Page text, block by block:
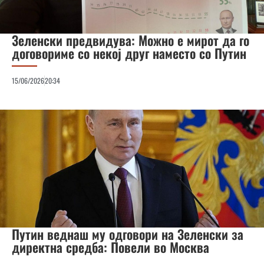
Зеленски предвидува: Можно е мирот да го
договориме со некој друг наместо со Путин
15/06/202620:34
Путин веднаш му одговори на Зеленски за
директна средба: Повели во Москва